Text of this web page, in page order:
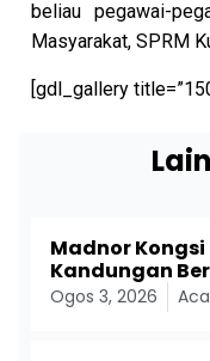
beliau pegawai-
Masyarakat, SPRM
[gdl_gallery
Madnor
Kandungan
Ogos 3, 2026